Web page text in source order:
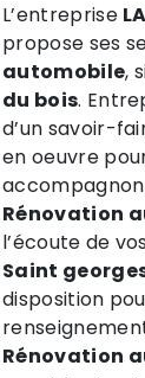
L’entreprise
propose ses
automobile,
du bois.
d’un savoir-
en oeuvre
Rénovation
l’écoute de
Saint
disposition
Rénovation